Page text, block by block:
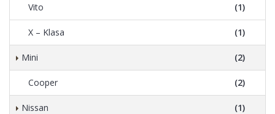
Vito (1)
X – Klasa (1)
Mini (2)
Cooper (2)
Nissan (1)